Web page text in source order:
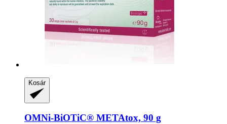
Kosár
OMNi-BiOTiC® METAtox, 90 g